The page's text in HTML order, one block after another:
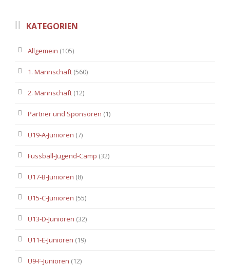
KATEGORIEN
Allgemein (105)
1. Mannschaft (560)
2. Mannschaft (12)
Partner und Sponsoren (1)
U19-A-Junioren (7)
Fussball-Jugend-Camp (32)
U17-B-Junioren (8)
U15-C-Junioren (55)
U13-D-Junioren (32)
U11-E-Junioren (19)
U9-F-Junioren (12)